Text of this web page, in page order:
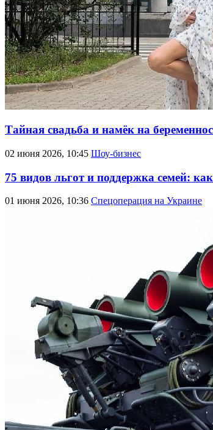
Тайная свадьба и намёк на
02 июня 2026, 10:45 Шоу-бизнес
75 видов льгот и поддержка семей:
01 июня 2026, 10:36 Спецоперация на Украине